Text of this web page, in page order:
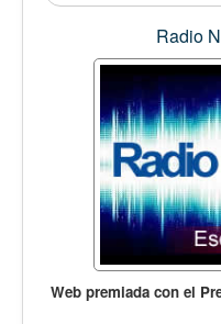
Radio
Web premiada con el